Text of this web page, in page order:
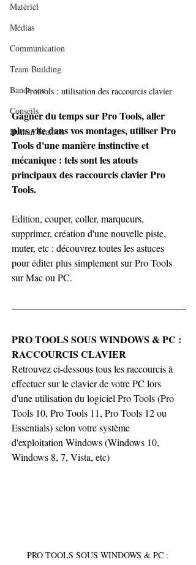
Matériel
Médias
Communication
Team Building
Bande-son
Conseils
Human beatbox
Protools : utilisation des raccourcis clavier
Gagner du temps sur Pro Tools, aller
plus vite dans vos montages, utiliser Pro
Tools d'une manière instinctive et
mécanique : tels sont les atouts
principaux des raccourcis clavier Pro
Tools.
Edition, couper, coller, marqueurs,
supprimer, création d'une nouvelle piste,
muter, etc : découvrez toutes les astuces
pour éditer plus simplement sur Pro Tools
sur Mac ou PC.
PRO TOOLS SOUS WINDOWS & PC :
RACCOURCIS CLAVIER
Retrouvez ci-dessous tous les raccourcis à
effectuer sur le clavier de votre PC lors
d'une utilisation du logiciel Pro Tools (Pro
Tools 10, Pro Tools 11, Pro Tools 12 ou
Essentials) selon votre système
d'exploitation Windows (Windows 10,
Windows 8, 7, Vista, etc)
PRO TOOLS SOUS WINDOWS & PC :